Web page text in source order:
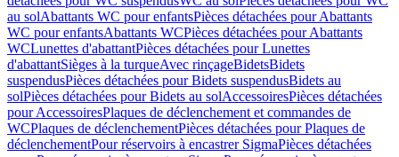
au solAbattants WC pour enfantsPièces détachées pour Abattants
WC pour enfantsAbattants WCPièces détachées pour Abattants
WCLunettes d'abattantPièces détachées pour Lunettes
d'abattantSièges à la turqueAvec rinçageBidetsBidets
suspendusPièces détachées pour Bidets suspendusBidets au
solPièces détachées pour Bidets au solAccessoiresPièces détachées
pour AccessoiresPlaques de déclenchement et commandes de
WCPlaques de déclenchementPièces détachées pour Plaques de
déclenchementPour réservoirs à encastrer SigmaPièces détachées